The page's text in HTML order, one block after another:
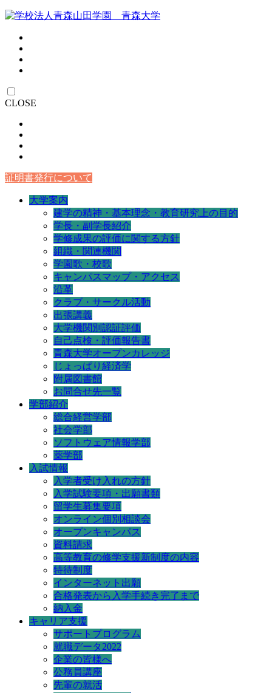
CLOSE
証明書発行について
大学案内
建学の精神・基本理念・教育研究上の目的
学長・副学長紹介
学修成果の評価に関する方針
組織・関連機関
学園歌・校歌
キャンパスマップ・アクセス
沿革
クラブ・サークル活動
出張講義
大学機関別認証評価
自己点検・評価報告書
青森大学オープンカレッジ
じょっぱり経済学
附属図書館
お問合せ先一覧
学部紹介
総合経営学部
社会学部
ソフトウェア情報学部
薬学部
入試情報
入学者受け入れの方針
入学試験要項・出願書類
留学生募集要項
オンライン個別相談会
オープンキャンパス
資料請求
高等教育の修学支援新制度の内容
特待制度
インターネット出願
合格発表から入学手続き完了まで
納入金
キャリア支援
サポートプログラム
就職データ2022
企業の皆様へ
公務員講座
先輩の就活